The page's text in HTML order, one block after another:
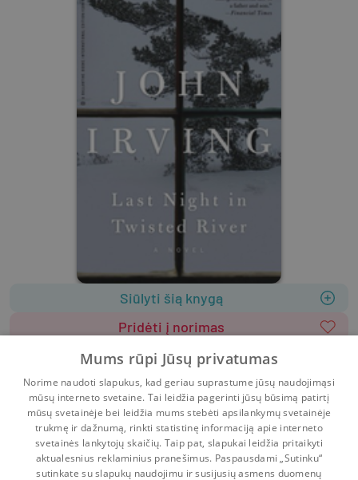
Siūlyti šią knygą
Pridėti į norimas
Random House US
585 psl.ISBN9780345523778
Viršelis: MinkštasAnglų k.
Grožinė literatūra
Literatūra užsienio kalbomis
Mums rūpi Jūsų privatumas
Norime naudoti slapukus, kad geriau suprastume jūsų naudojimąsi
mūsų interneto svetaine. Tai leidžia pagerinti jūsų būsimą patirtį
mūsų svetainėje bei leidžia mums stebėti apsilankymų svetainėje
trukmę ir dažnumą, rinkti statistinę informaciją apie interneto
svetainės lankytojų skaičių. Taip pat, slapukai leidžia pritaikyti
aktualesnius reklaminius pranešimus. Paspausdami „Sutinku“
sutinkate su slapukų naudojimu ir susijusių asmens duomenų